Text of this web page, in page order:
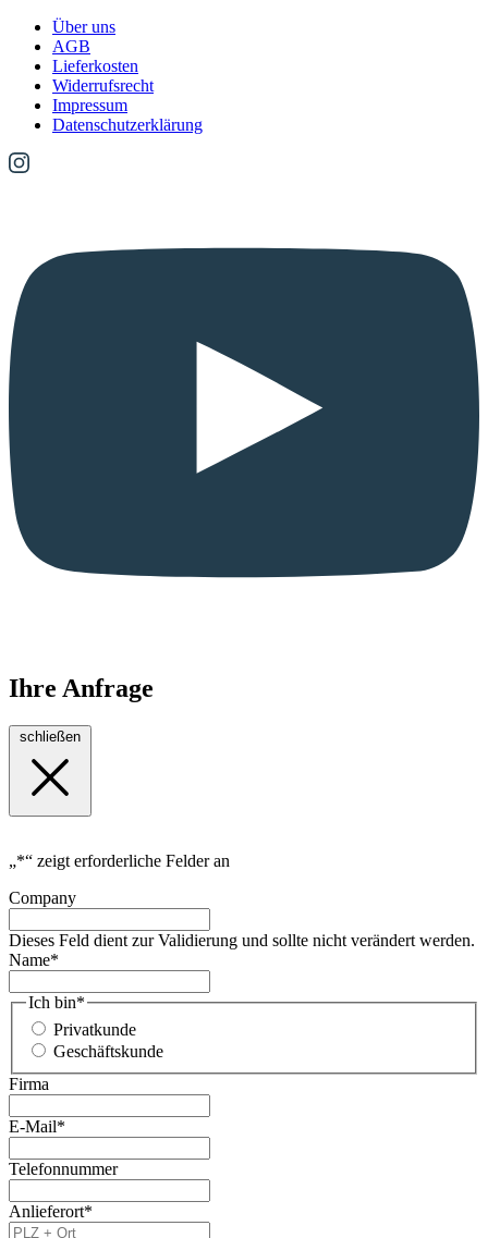
Über uns
AGB
Lieferkosten
Widerrufsrecht
Impressum
Datenschutzerklärung
Ihre Anfrage
„*“ zeigt erforderliche Felder an
Company
Dieses Feld dient zur Validierung und sollte nicht verändert werden.
Name*
Ich bin*
Privatkunde
Geschäftskunde
Firma
E-Mail*
Telefonnummer
Anlieferort*